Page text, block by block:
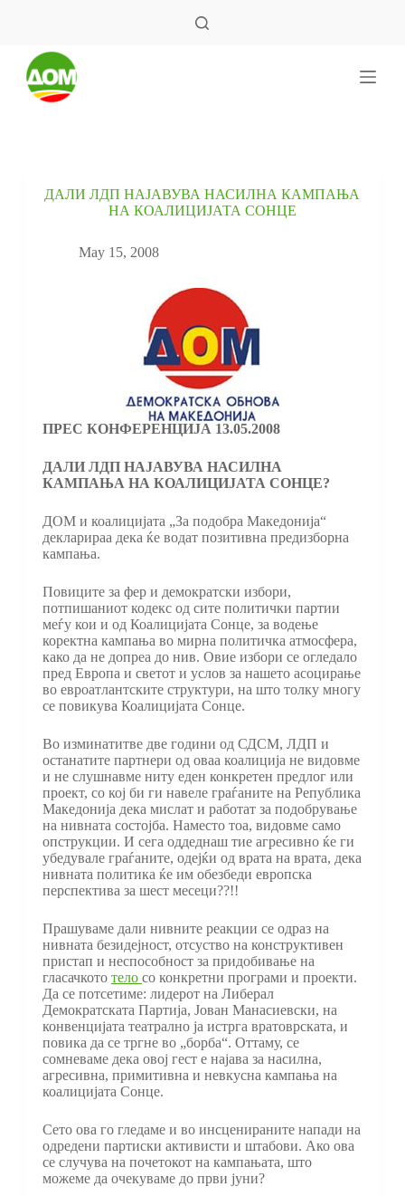
ДАЛИ ЛДП НАЈАВУВА НАСИЛНА КАМПАЊА
НА КОАЛИЦИЈАТА СОНЦЕ
May 15, 2008
ПРЕС КОНФЕРЕНЦИЈА 13.05.2008
ДАЛИ ЛДП НАЈАВУВА НАСИЛНА
КАМПАЊА НА КОАЛИЦИЈАТА СОНЦЕ?
ДОМ и коалицијата „За подобра Македонија“
декларираа дека ќе водат позитивна предизборна
кампања.
Повиците за фер и демократски избори,
потпишаниот кодекс од сите политички партии
меѓу кои и од Коалицијата Сонце, за водење
коректна кампања во мирна политичка атмосфера,
како да не допреа до нив. Овие избори се огледало
пред Европа и светот и услов за нашето асоцирање
во евроатлантските структури, на што толку многу
се повикува Коалицијата Сонце.
Во изминатитве две години од СДСМ, ЛДП и
останатите партнери од оваа коалиција не видовме
и не слушнавме ниту еден конкретен предлог или
проект, со кој би ги навeле граѓаните на Република
Македонија дека мислат и работат за подобрување
на нивната состојба. Наместо тоа, видовме само
опструкции. И сега оддеднаш тие агресивно ќе ги
убедувале граѓаните, одејќи од врата на врата, дека
нивната политика ќе им обезбеди европска
перспектива за шест месеци??!!
Прашуваме дали нивните реакции се одраз на
нивната безидејност, отсуство на конструктивен
пристап и неспособност за придобивање на
гласачкото тело со конкретни програми и проекти.
Да се потсетиме: лидерот на Либерал
Демократската Партија, Јован Манасиевски, на
конвенцијата театрално ја истрга вратоврската, и
повика да се тргне во „борба“. Оттаму, се
сомневаме дека овој гест е најава за насилна,
агресивна, примитивна и невкусна кампања на
коалицијата Сонце.
Сето ова го гледаме и во инсценираните напади на
одредени партиски активисти и штабови. Ако ова
се случува на почетокот на кампањата, што
можеме да очекуваме до први јуни?